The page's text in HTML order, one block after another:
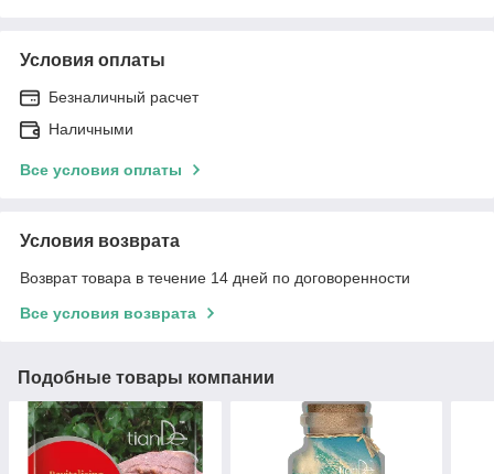
Условия оплаты
Безналичный расчет
Наличными
Все условия оплаты
Условия возврата
Возврат товара в течение 14 дней по договоренности
Все условия возврата
Подобные товары компании